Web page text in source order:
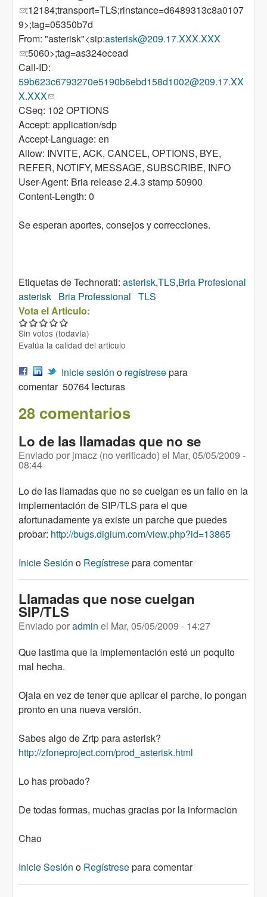
(link sends e-mail)
:12184;transport=TLS;rinstance=d6489313c8a0107
9>;tag=05350b7d
From: "asterisk"<sip:asterisk@209.17.XXX.XXX
(link sends e-mail)
:5060>;tag=as324ecead
Call-ID:
59b623c6793270e5190b6ebd158d1002@209.17.XX
X.XXX(link sends e-mail)
CSeq: 102 OPTIONS
Accept: application/sdp
Accept-Language: en
Allow: INVITE, ACK, CANCEL, OPTIONS, BYE,
REFER, NOTIFY, MESSAGE, SUBSCRIBE, INFO
User-Agent: Bria release 2.4.3 stamp 50900
Content-Length: 0
Se esperan aportes, consejos y correcciones.
Etiquetas de Technorati: asterisk,TLS,Bria Profesional
asterisk Bria Professional TLS
Vota el Articulo:
Sin votos (todavía)
Evalúa la calidad del articulo
Inicie sesión o regístresepara
comentar 50764 lecturas
28 comentarios
Lo de las llamadas que no se
Enviado por jmacz (no verificado) el Mar, 05/05/2009 -
08:44
Lo de las llamadas que no se cuelgan es un fallo en la
implementación de SIP/TLS para el que
afortunadamente ya existe un parche que puedes
probar: http://bugs.digium.com/view.php?id=13865
Inicie Sesión o Regístresepara comentar
Llamadas que nose cuelgan
SIP/TLS
Enviado poradmin el Mar, 05/05/2009 - 14:27
Que lastima que la implementación esté un poquito
mal hecha.
Ojala en vez de tener que aplicar el parche, lo pongan
pronto en una nueva versión.
Sabes algo de Zrtp para asterisk?
http://zfoneproject.com/prod_asterisk.html
Lo has probado?
De todas formas, muchas gracias por la informacion
Chao
Inicie Sesión o Regístresepara comentar